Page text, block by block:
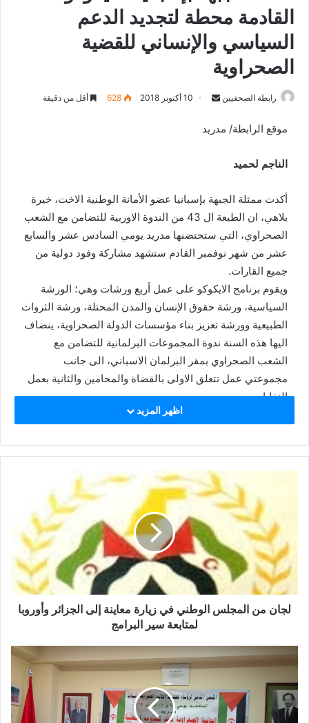
القادمة محطة لتجديد الدعم
السياسي والإنساني للقضية
الصحراوية
رابطة الصحفيين
n
e
m
10 أكتوبر 2018 628 أقل من دقيقة
موقع الرابطة/ مدريد
الناجم لحميد
أكدت ممثلة الجبهة بإسبانيا عضو الأمانة الوطنية الاخت، خيرة
بلاهي، ان الطبعة ال 43 من الندوة الاوربية للتضامن مع الشعب
الصحراوي، التي ستحتضنها مدريد يومي السادس عشر والسابع
عشر من شهر نوفمبر القادم ستشهد مشاركة وفود دولية من
جميع القارات.
ويقوم برنامج الايكوكو على عمل أربع ورشات وهي؛ الورشة
السياسية، ورشة حقوق الإنسان والمدن المحتلة، ورشة الثروات
الطبيعية وورشة تعزيز بناء مؤسسات الدولة الصحراوية، ينضاف
اليها هذه السنة ندوة المجموعات البرلمانية للتضامن مع
الشعب الصحراوي بمقر البرلمان الاسباني، الى جانب
مجموعتي عمل تتعلق الاولى بالقضاة والمحامين والثانية بعمل
النقابات.
وستنظم على هامش الندوة الاوربية للتضامن مع الشعب
المشؤومة لتذكير اسبانيا بمسؤولياتها التاريخية والأخلاقية اتجاه
مستعمرتها السابقة، الصحراء الغربية، اخر مستعمرة في القارة
اظهر المزيد
لجان من المجلس الوطني في زيارة معاينة إلى الجزائر وأوروبا
لمتابعة سير البرامج